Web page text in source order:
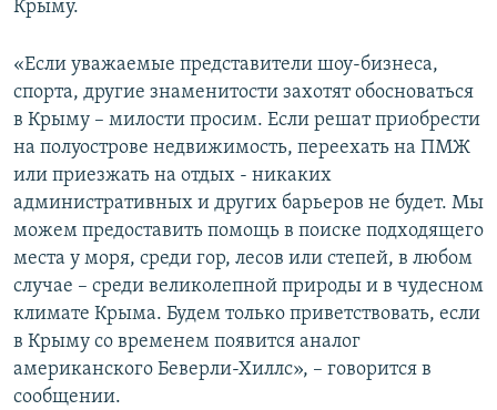
Крыму.
«Если уважаемые представители шоу-бизнеса,
спорта, другие знаменитости захотят обосноваться
в Крыму – милости просим. Если решат приобрести
на полуострове недвижимость, переехать на ПМЖ
или приезжать на отдых - никаких
административных и других барьеров не будет. Мы
можем предоставить помощь в поиске подходящего
места у моря, среди гор, лесов или степей, в любом
случае – среди великолепной природы и в чудесном
климате Крыма. Будем только приветствовать, если
в Крыму со временем появится аналог
американского Беверли-Хиллс», – говорится в
сообщении.